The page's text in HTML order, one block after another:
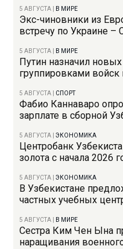
5 АВГУСТА В МИРЕ
Экс-чиновники из
встречу по Украине –
5 АВГУСТА В МИРЕ
Путин назначил
группировками войск
5 АВГУСТА СПОРТ
Фабио Каннаваро
зарплате в сборной
5 АВГУСТА |ЭКОНОМИКА
Центробанк
золота с начала 2026
5 АВГУСТА |ЭКОНОМИКА
В Узбекистане
частных учебных
5 АВГУСТА В МИРЕ
Сестра Ким Чен Ына
наращивания